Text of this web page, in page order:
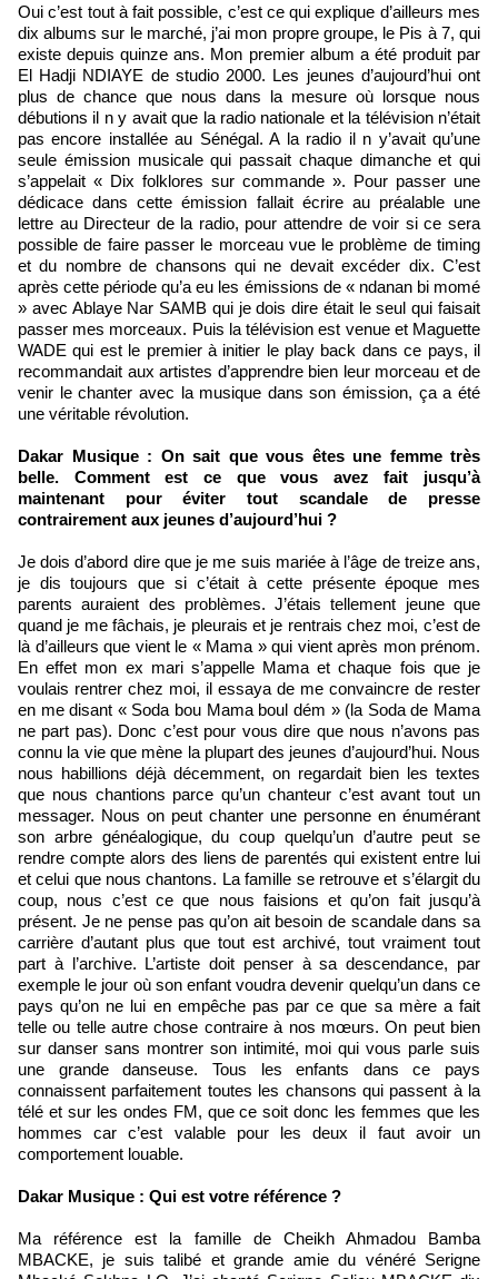
Oui c’est tout à fait possible, c’est ce qui explique d’ailleurs mes
dix albums sur le marché, j’ai mon propre groupe, le Pis à 7, qui
existe depuis quinze ans. Mon premier album a été produit par
El Hadji NDIAYE de studio 2000. Les jeunes d’aujourd’hui ont
plus de chance que nous dans la mesure où lorsque nous
débutions il n y avait que la radio nationale et la télévision n’était
pas encore installée au Sénégal. A la radio il n y’avait qu’une
seule émission musicale qui passait chaque dimanche et qui
s’appelait « Dix folklores sur commande ». Pour passer une
dédicace dans cette émission fallait écrire au préalable une
lettre au Directeur de la radio, pour attendre de voir si ce sera
possible de faire passer le morceau vue le problème de timing
et du nombre de chansons qui ne devait excéder dix. C’est
après cette période qu’a eu les émissions de « ndanan bi momé
» avec Ablaye Nar SAMB qui je dois dire était le seul qui faisait
passer mes morceaux. Puis la télévision est venue et Maguette
WADE qui est le premier à initier le play back dans ce pays, il
recommandait aux artistes d’apprendre bien leur morceau et de
venir le chanter avec la musique dans son émission, ça a été
une véritable révolution.
Dakar Musique : On sait que vous êtes une femme très
belle. Comment est ce que vous avez fait jusqu’à
maintenant pour éviter tout scandale de presse
contrairement aux jeunes d’aujourd’hui ?
Je dois d’abord dire que je me suis mariée à l’âge de treize ans,
je dis toujours que si c’était à cette présente époque mes
parents auraient des problèmes. J’étais tellement jeune que
quand je me fâchais, je pleurais et je rentrais chez moi, c’est de
là d’ailleurs que vient le « Mama » qui vient après mon prénom.
En effet mon ex mari s’appelle Mama et chaque fois que je
voulais rentrer chez moi, il essaya de me convaincre de rester
en me disant « Soda bou Mama boul dém » (la Soda de Mama
ne part pas). Donc c’est pour vous dire que nous n’avons pas
connu la vie que mène la plupart des jeunes d’aujourd’hui. Nous
nous habillions déjà décemment, on regardait bien les textes
que nous chantions parce qu’un chanteur c’est avant tout un
messager. Nous on peut chanter une personne en énumérant
son arbre généalogique, du coup quelqu’un d’autre peut se
rendre compte alors des liens de parentés qui existent entre lui
et celui que nous chantons. La famille se retrouve et s’élargit du
coup, nous c’est ce que nous faisions et qu’on fait jusqu’à
présent. Je ne pense pas qu’on ait besoin de scandale dans sa
carrière d’autant plus que tout est archivé, tout vraiment tout
part à l’archive. L’artiste doit penser à sa descendance, par
exemple le jour où son enfant voudra devenir quelqu’un dans ce
pays qu’on ne lui en empêche pas par ce que sa mère a fait
telle ou telle autre chose contraire à nos mœurs. On peut bien
sur danser sans montrer son intimité, moi qui vous parle suis
une grande danseuse. Tous les enfants dans ce pays
connaissent parfaitement toutes les chansons qui passent à la
télé et sur les ondes FM, que ce soit donc les femmes que les
hommes car c’est valable pour les deux il faut avoir un
comportement louable.
Dakar Musique : Qui est votre référence ?
Ma référence est la famille de Cheikh Ahmadou Bamba
MBACKE, je suis talibé et grande amie du vénéré Serigne